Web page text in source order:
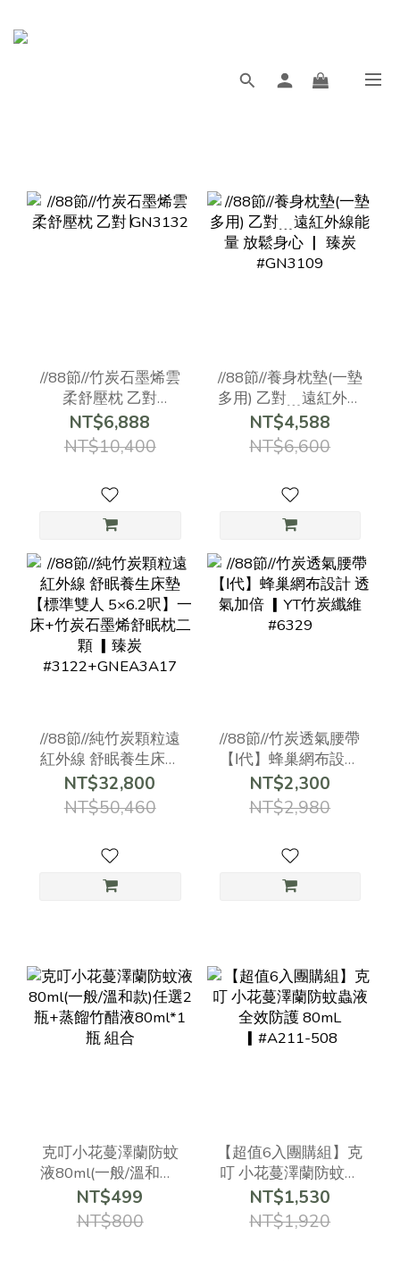
//88節//竹炭石墨烯雲
柔舒壓枕 乙對
∣GN3132
NT$6,888
NT$10,400
//88節//養身枕墊(一墊
多用) 乙對﹍遠紅外線
能量 放鬆身心 ▏ 臻炭
#GN3109
NT$4,588
NT$6,600
//88節//純竹炭顆粒遠
紅外線 舒眠養生床墊
【標準雙人 5×6.2呎】
一床+竹炭石墨烯舒眠
枕二顆 ▎臻炭
NT$32,800
NT$50,460
//88節//竹炭透氣腰帶
【Ⅰ代】蜂巢網布設計
透氣加倍 ▎YT竹炭纖
維 #6329
NT$2,300
NT$2,980
克叮小花蔓澤蘭防蚊
液80ml(一般/溫和款)
任選2瓶+蒸餾竹醋液
80ml*1瓶 組合
NT$499
NT$800
【超值6入團購組】克
叮 小花蔓澤蘭防蚊蟲
液 全效防護 80mL
▎#A211-508
NT$1,530
NT$1,920